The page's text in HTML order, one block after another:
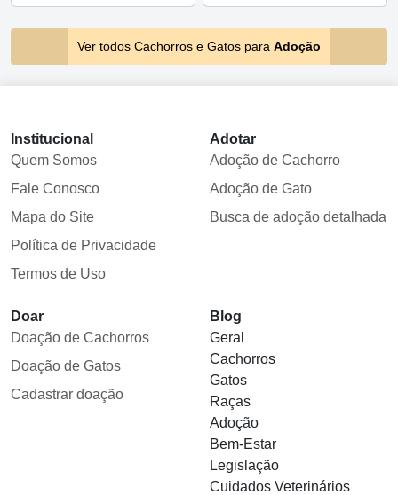
Ver todos Cachorros e Gatos para Adoção
Institucional
Quem Somos
Fale Conosco
Mapa do Site
Política de Privacidade
Termos de Uso
Adotar
Adoção de Cachorro
Adoção de Gato
Busca de adoção detalhada
Doar
Doação de Cachorros
Doação de Gatos
Cadastrar doação
Blog
Geral
Cachorros
Gatos
Raças
Adoção
Bem-Estar
Legislação
Cuidados Veterinários